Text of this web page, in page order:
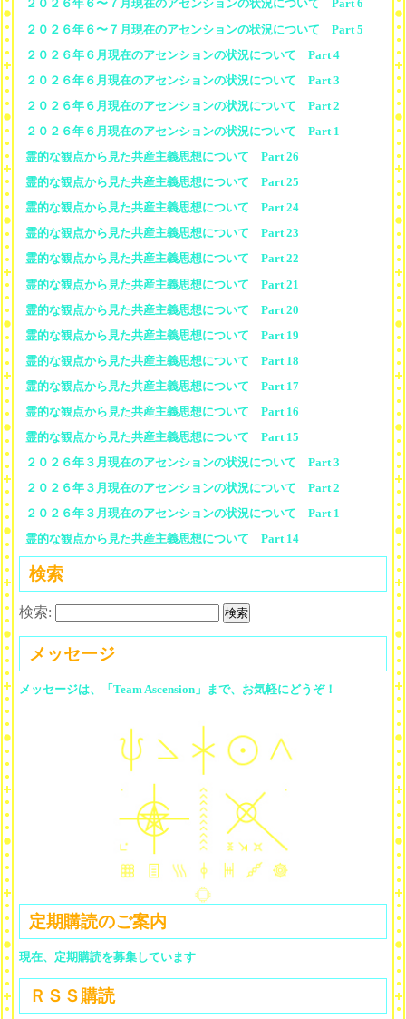
２０２６年６〜７月現在のアセンションの状況について Part 6
２０２６年６〜７月現在のアセンションの状況について Part 5
２０２６年６月現在のアセンションの状況について Part 4
２０２６年６月現在のアセンションの状況について Part 3
２０２６年６月現在のアセンションの状況について Part 2
２０２６年６月現在のアセンションの状況について Part 1
霊的な観点から見た共産主義思想について Part 26
霊的な観点から見た共産主義思想について Part 25
霊的な観点から見た共産主義思想について Part 24
霊的な観点から見た共産主義思想について Part 23
霊的な観点から見た共産主義思想について Part 22
霊的な観点から見た共産主義思想について Part 21
霊的な観点から見た共産主義思想について Part 20
霊的な観点から見た共産主義思想について Part 19
霊的な観点から見た共産主義思想について Part 18
霊的な観点から見た共産主義思想について Part 17
霊的な観点から見た共産主義思想について Part 16
霊的な観点から見た共産主義思想について Part 15
２０２６年３月現在のアセンションの状況について Part 3
２０２６年３月現在のアセンションの状況について Part 2
２０２６年３月現在のアセンションの状況について Part 1
霊的な観点から見た共産主義思想について Part 14
検索
検索:
メッセージ
メッセージは、「Team Ascension」まで、お気軽にどうぞ！
定期購読のご案内
現在、定期購読を募集しています
ＲＳＳ購読